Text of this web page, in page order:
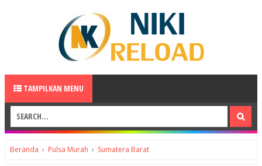
TAMPILKAN MENU
Beranda › Pulsa Murah › Sumatera Barat